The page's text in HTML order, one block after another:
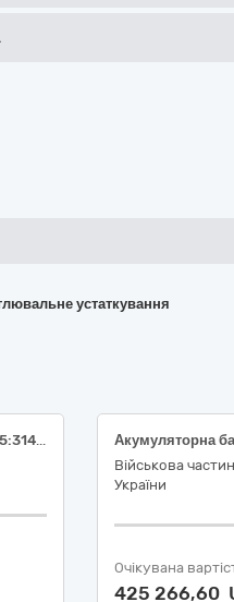
устаткування
Акумулятори автомобільні (ДК 021:2015:31430000-9: Електричні акумулятори)
Військова
України
Очікувана
425 266,60